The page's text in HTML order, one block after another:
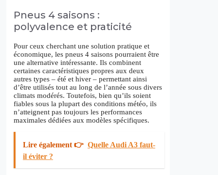
Pneus 4 saisons :
polyvalence et praticité
Pour ceux cherchant une solution pratique et
économique, les pneus 4 saisons pourraient être
une alternative intéressante. Ils combinent
certaines caractéristiques propres aux deux
autres types – été et hiver – permettant ainsi
d’être utilisés tout au long de l’année sous divers
climats modérés. Toutefois, bien qu’ils soient
fiables sous la plupart des conditions météo, ils
n’atteignent pas toujours les performances
maximales dédiées aux modèles spécifiques.
Lire également 👉 Quelle Audi A3 faut-
il éviter ?